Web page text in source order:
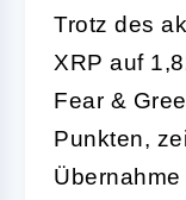
Trotz des
XRP auf
Fear &
Punkten,